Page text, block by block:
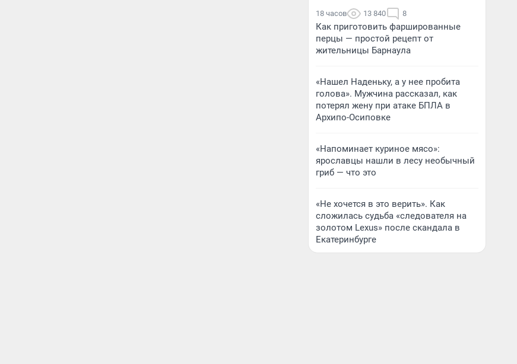
18 часов 13 840 8
Как приготовить фаршированные
перцы — простой рецепт от
жительницы Барнаула
«Нашел Наденьку, а у нее пробита
голова». Мужчина рассказал, как
потерял жену при атаке БПЛА в
Архипо-Осиповке
«Напоминает куриное мясо»:
ярославцы нашли в лесу необычный
гриб — что это
«Не хочется в это верить». Как
сложилась судьба «следователя на
золотом Lexus» после скандала в
Екатеринбурге